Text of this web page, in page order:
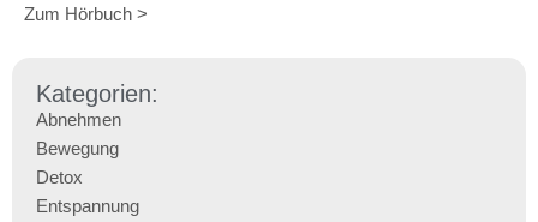
Zum Hörbuch >
Kategorien:
Abnehmen
Bewegung
Detox
Entspannung